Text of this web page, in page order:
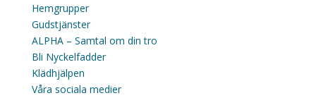
Hemgrupper
Gudstjänster
ALPHA – Samtal om din tro
Bli Nyckelfadder
Klädhjälpen
Våra sociala medier